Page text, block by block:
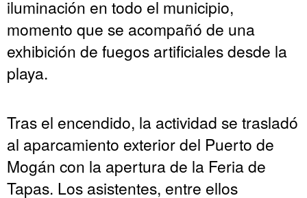
iluminación en todo el municipio,
momento que se acompañó de una
exhibición de fuegos artificiales desde la
playa.
Tras el encendido, la actividad se trasladó
al aparcamiento exterior del Puerto de
Mogán con la apertura de la Feria de
Tapas. Los asistentes, entre ellos